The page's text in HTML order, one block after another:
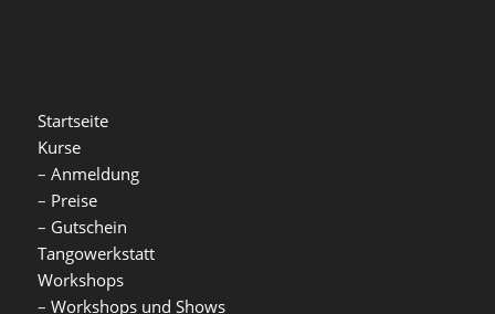
Startseite
Kurse
– Anmeldung
– Preise
– Gutschein
Tangowerkstatt
Workshops
– Workshops und Shows